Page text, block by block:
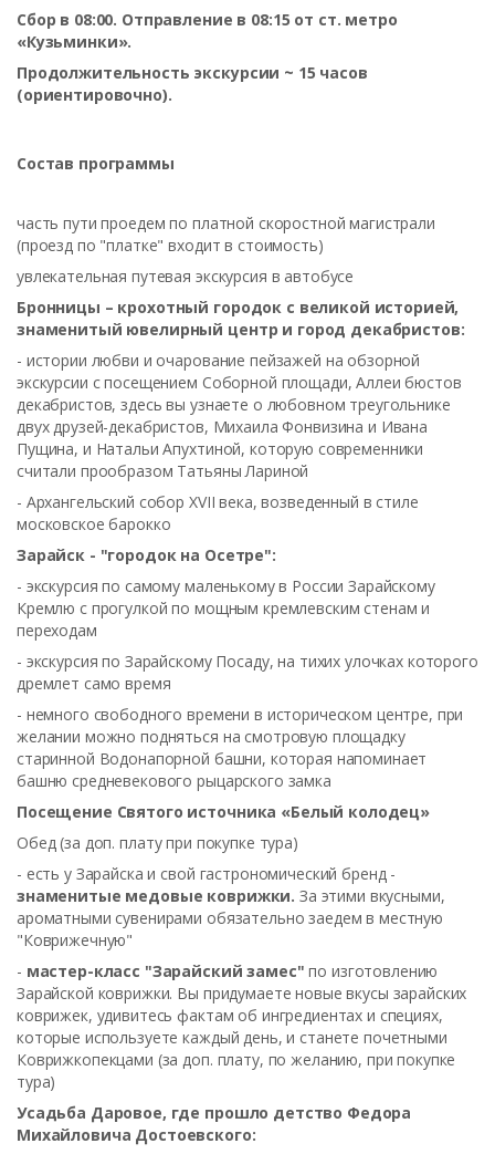
Сбор в 08:00. Отправление в 08:15 от ст. метро
«Кузьминки».
Продолжительность экскурсии ~ 15 часов
(ориентировочно).
Состав программы
часть пути проедем по платной скоростной магистрали
(проезд по "платке" входит в стоимость)
увлекательная путевая экскурсия в автобусе
Бронницы – крохотный городок с великой историей,
знаменитый ювелирный центр и город декабристов:
- истории любви и очарование пейзажей на обзорной
экскурсии с посещением Соборной площади, Аллеи бюстов
декабристов, здесь вы узнаете о любовном треугольнике
двух друзей-декабристов, Михаила Фонвизина и Ивана
Пущина, и Натальи Апухтиной, которую современники
считали прообразом Татьяны Лариной
- Архангельский собор XVII века, возведенный в стиле
московское барокко
Зарайск - "городок на Осетре":
- экскурсия по самому маленькому в России Зарайскому
Кремлю с прогулкой по мощным кремлевским стенам и
переходам
- экскурсия по Зарайскому Посаду, на тихих улочках которого
дремлет само время
- немного свободного времени в историческом центре, при
желании можно подняться на смотровую площадку
старинной Водонапорной башни, которая напоминает
башню средневекового рыцарского замка
Посещение Святого источника «Белый колодец»
Обед (за доп. плату при покупке тура)
- есть у Зарайска и свой гастрономический бренд -
знаменитые медовые коврижки. За этими вкусными,
ароматными сувенирами обязательно заедем в местную
"Коврижечную"
- мастер-класс "Зарайский замес"по изготовлению
Зарайской коврижки. Вы придумаете новые вкусы зарайских
коврижек, удивитесь фактам об ингредиентах и специях,
которые используете каждый день, и станете почетными
Коврижкопекцами (за доп. плату, по желанию, при покупке
тура)
Усадьба Даровое, где прошло детство Федора
Михайловича Достоевского: